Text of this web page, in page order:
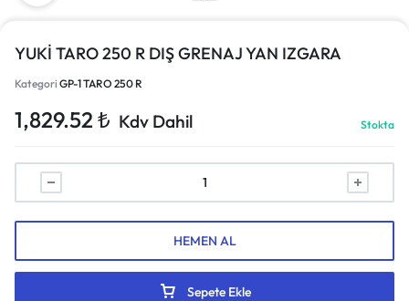
YUKİ TARO 250 R DIŞ GRENAJ YAN IZGARA
Kategori GP-1 TARO 250 R
1,829.52 ₺ Kdv Dahil Stokta
Sepete Ekle
HEMEN AL